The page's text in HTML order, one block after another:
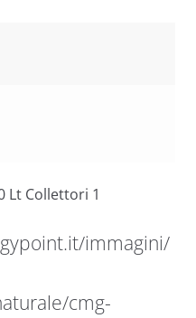
Lt Collettori 1
immagini/
cmg-